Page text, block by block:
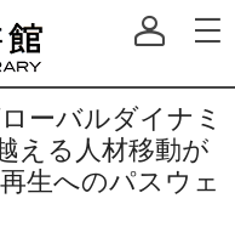
ーバルダイナミ
える人材移動が
生へのパスウェ